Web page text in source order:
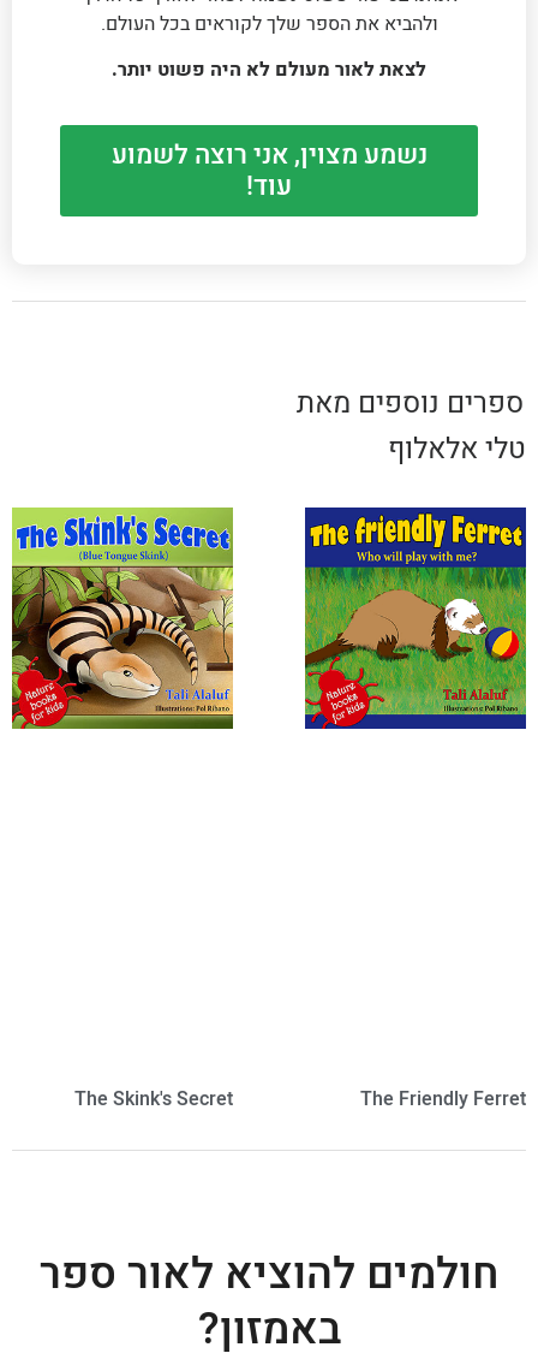
ולהביא את הספר שלך לקוראים בכל העולם.
לצאת לאור מעולם לא היה פשוט יותר.
נשמע מצוין, אני רוצה לשמוע
עוד!
ספרים נוספים מאת
טלי אלאלוף
The Friendly Ferret
The Skink's Secret
חולמים להוציא לאור ספר
באמזון?